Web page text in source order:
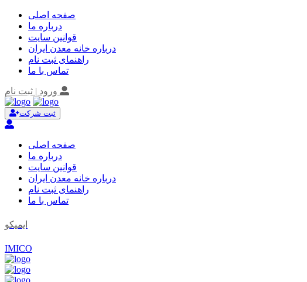
صفحه اصلی
درباره ما
قوانین سایت
درباره خانه معدن ایران
راهنمای ثبت نام
تماس با ما
ورود | ثبت نام
ثبت شرکت
صفحه اصلی
درباره ما
قوانین سایت
درباره خانه معدن ایران
راهنمای ثبت نام
تماس با ما
ایمیکو
IMICO